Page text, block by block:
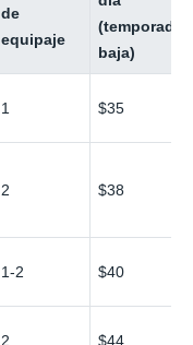
de
equipaje
(temporada
baja)
1 $35
2 $38
1-2 $40
2 $44